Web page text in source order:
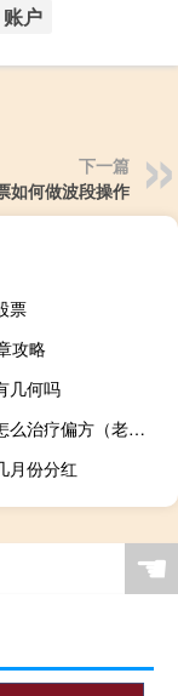
账户
下一篇
如何做波段操作
票
攻略
几何吗
老人疝气怎么治疗偏方（老人疝气怎么治）
月份分红
☚